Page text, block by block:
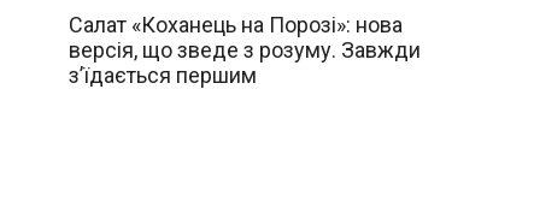
Салат «Коханець на Порозі»: нова
версія, що зведе з розуму. Завжди
з’їдається першим